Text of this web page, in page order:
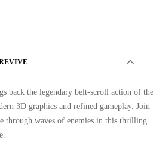
back the legendary belt-scroll action of the
3D graphics and refined gameplay. Join
through waves of enemies in this thrilling